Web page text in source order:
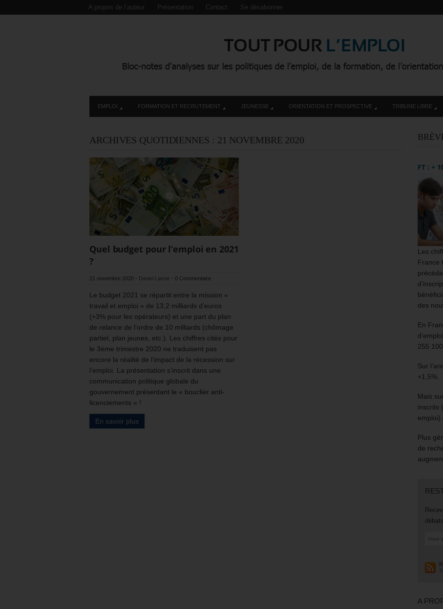
A propos de l’auteur Présentation Contact Se désabonner
EMPLOI FORMATION ET RECRUTEMENT JEUNESSE ORIENTATION ET PROSPECTIVE TRIBUNE LIBRE
ARCHIVES QUOTIDIENNES : 21 NOVEMBRE 2020
Quel budget pour l’emploi en 2021
?
21 novembre 2020 - Daniel Lamar - 0 Commentaire
Le budget 2021 se répartit entre la mission «
travail et emploi » de 13,2 milliards d’euros
(+3% pour les opérateurs) et une part du plan
de relance de l’ordre de 10 milliards (chômage
partiel, plan jeunes, etc.). Les chiffres cités pour
le 3ème trimestre 2020 ne traduisent pas
encore la réalité de l’impact de la récession sur
l’emploi. La présentation s’inscrit dans une
communication politique globale du
gouvernement présentant le « bouclier anti-
licenciements » !
En savoir plus
FT : +
Les
France
des
En
255
Sur
+1,5%.
Mais
inscrits
emploi)
Plus
de
A